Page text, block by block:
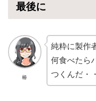
最後に
椿
純粋に製作
何食べたら
つくんだ・